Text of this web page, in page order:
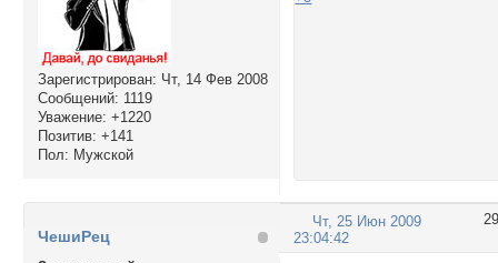
Зарегистрирован: Чт, 14 Фев 2008
Сообщений: 1119
Уважение: +1220
Позитив: +141
Пол: Мужской
29
Чт, 25 Июн 2009
23:04:42
ЧешиРец